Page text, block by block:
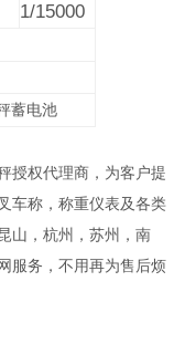
1/15000
蓄电池
授权代理商，为客户提
车称，称重仪表及各类
山，杭州，苏州，南
服务，不用再为售后烦